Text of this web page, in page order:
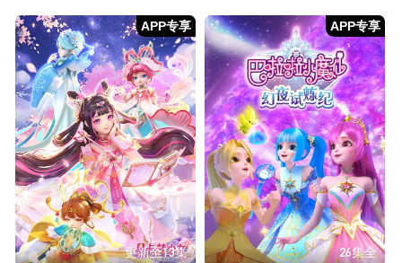
APP专享
更新至13集
APP专享
26集全